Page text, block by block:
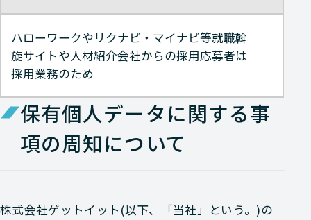
ハローワークやリクナビ・マイナビ等就職斡
旋サイトや人材紹介会社からの採用応募者は
採用業務のため
保有個人データに関する事
項の周知について
株式会社ゲットイット(以下、「当社」という。)の